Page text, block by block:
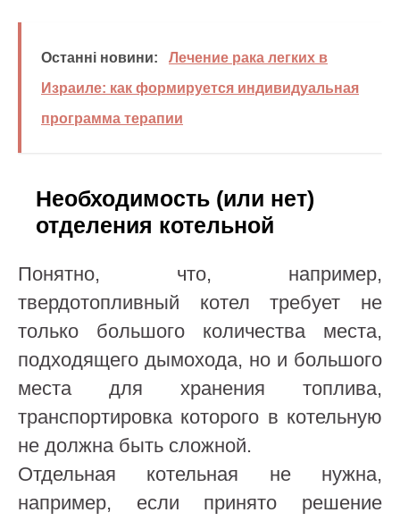
Останні новини:
Лечение рака легких в
Израиле: как формируется индивидуальная
программа терапии
Необходимость (или нет)
отделения котельной
Понятно, что, например,
твердотопливный котел требует не
только большого количества места,
подходящего дымохода, но и большого
места для хранения топлива,
транспортировка которого в котельную
не должна быть сложной.
Отдельная котельная не нужна,
например, если принято решение